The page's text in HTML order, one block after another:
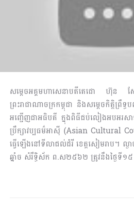
សម្ដេចអគ្គមហាសេនាបតីតេជោ ហ៊ុន
ព្រះរាជាណាចក្រកម្ពុជា និងសម្ដេចកិត្តិព្
អញ្ជើញជាអធិបតី ក្នុងពិធីជប់លៀងអបអរសាទ
ប្រឹក្សាវប្បធម៌អាស៊ី (Asian Cultural
ធ្វើឡើងនៅទីលាជល់ដំរី ខេត្តសៀមរាប។ ល្ងា
ឆ្នាំច សំរឹទ្ធិស័ក ព.ស២៥៦២ ត្រូវនឹងថ្ងៃទី១៥